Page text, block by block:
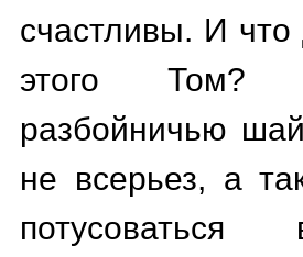
счастливы. И что
этого Том?
разбойничью
не всерьез, а